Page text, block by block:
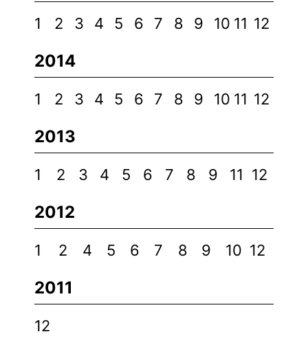
1 2 3 4 5 6 7 8 9 10 11 12
2014
1 2 3 4 5 6 7 8 9 10 11 12
2013
1 2 3 4 5 6 7 8 9 11 12
2012
1 2 4 5 6 7 8 9 10 12
2011
12